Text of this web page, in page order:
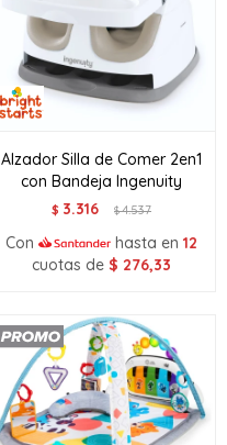
Alzador Silla de Comer 2en1
con Bandeja Ingenuity
$ 3.316 $4.537
Con hasta en 12
cuotas de $ 276,33